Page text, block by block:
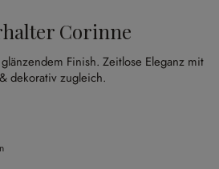
Corinne
Finish. Zeitlose Eleganz mit
dekorativ zugleich.